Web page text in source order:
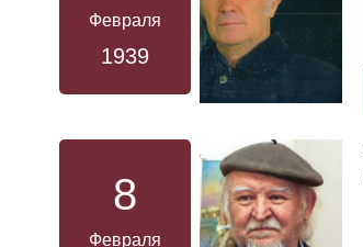
Февраля
1939
8
Февраля